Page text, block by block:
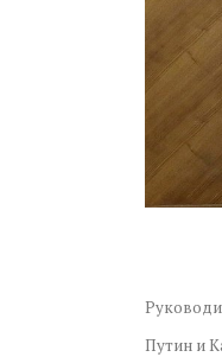
Путин и